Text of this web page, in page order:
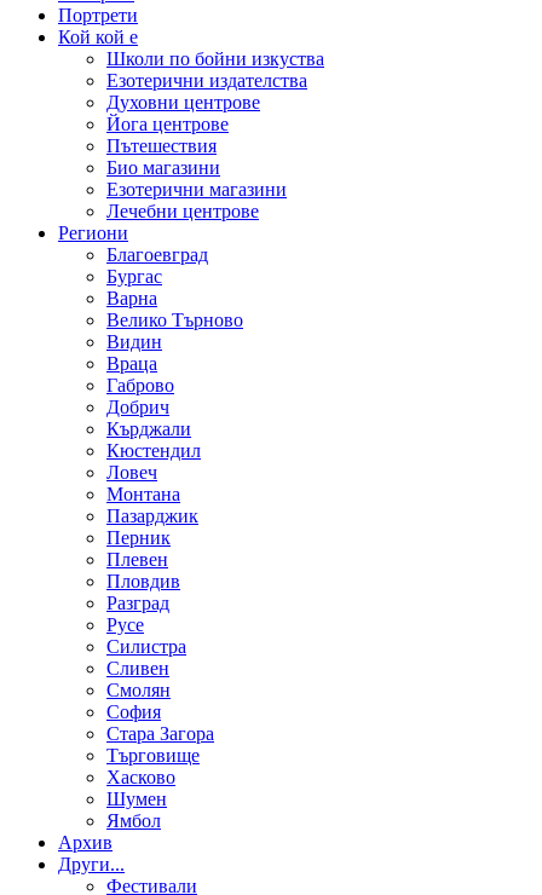
Портрети
Кой кой е
Школи по бойни изкуства
Езотерични издателства
Духовни центрове
Йога центрове
Пътешествия
Био магазини
Езотерични магазини
Лечебни центрове
Региони
Благоевград
Бургас
Варна
Велико Търново
Видин
Враца
Габрово
Добрич
Кърджали
Кюстендил
Ловеч
Монтана
Пазарджик
Перник
Плевен
Пловдив
Разград
Русе
Силистра
Сливен
Смолян
София
Стара Загора
Търговище
Хасково
Шумен
Ямбол
Aрхив
Други...
Фестивали